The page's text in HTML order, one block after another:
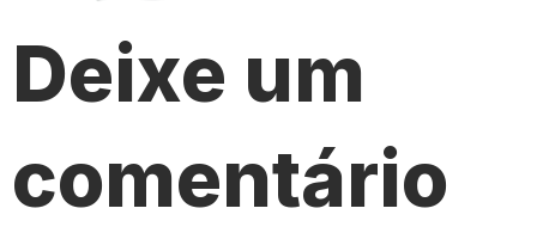
Deixe um
comentário